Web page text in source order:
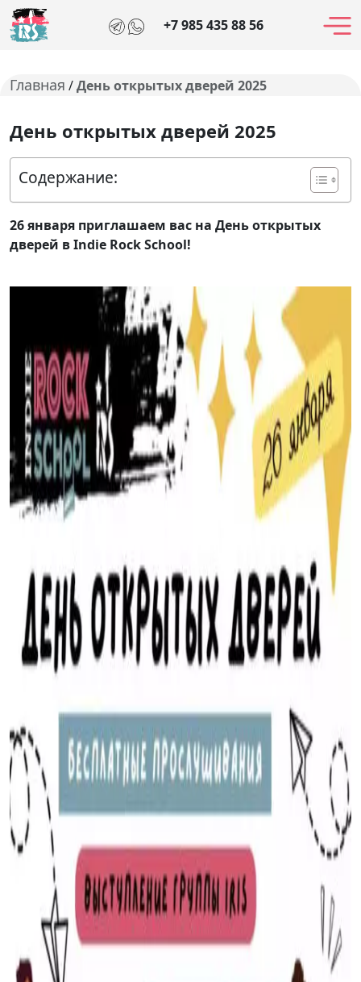
+7 985 435 88 56
Главная /День открытых дверей 2025
День открытых дверей 2025
Содержание:
26 января приглашаем вас на День открытых
дверей в Indie Rock School!